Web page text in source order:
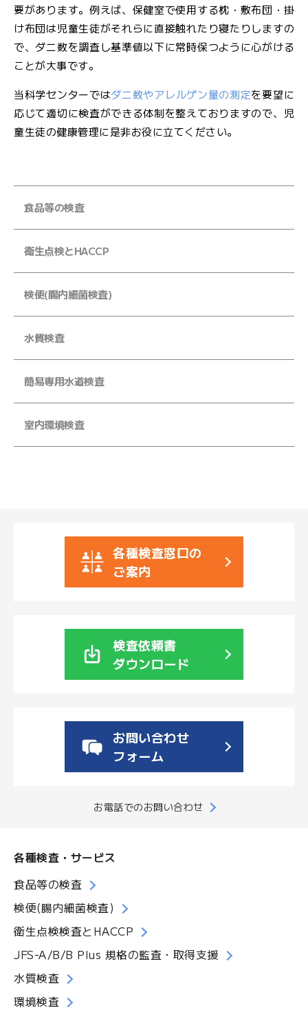
検
査
依
書
文
字
サ 小 中 大
お
合
わ
せ
メ
ー
ル
マ
要があります。例えば、保健室で使用する枕・敷布団・掛
け布団は児童生徒がそれらに直接触れたり寝たりしますの
で、ダニ数を調査し基準値以下に常時保つように心がける
ことが大事です。
当科学センターではダニ数やアレルゲン量の測定を要望に
応じて適切に検査ができる体制を整えておりますので、児
童生徒の健康管理に是非お役に立てください。
食品等の検査
衛生点検とHACCP
検便(腸内細菌検査)
水質検査
簡易専用水道検査
室内環境検査
各種検査窓口の
ご案内
検査依頼書
ダウンロード
お問い合わせ
フォーム
お電話でのお問い合わせ
各種検査・サービス
食品等の検査
検便(腸内細菌検査)
衛生点検検査とHACCP
JFS-A/B/B Plus 規格の監査・取得支援
水質検査
環境検査